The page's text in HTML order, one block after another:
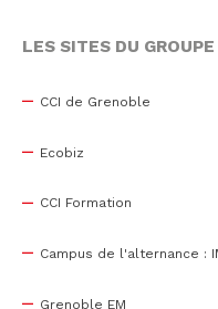
LES SITES DU
CCI de Grenoble
Ecobiz
CCI Formation
Campus de l'alternance :
Grenoble EM